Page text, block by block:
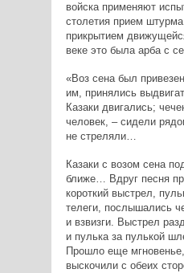
войска применяют
столетия прием
прикрытием
веке это была арба с
«Воз сена был
им, принялись
Казаки двигались;
человек, – сидели
не стреляли…
Казаки с возом сена
ближе… Вдруг песня
короткий выстрел,
телеги, послышались
и взвизги. Выстрел
и пулька за пулькой
Прошло еще мгновенье,
выскочили с обеих